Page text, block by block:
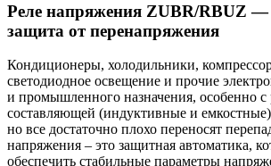
Реле напряжения ZUBR/RBUZ —
защита от перенапряжения
Кондиционеры, холодильники,
светодиодное освещение и прочие
и промышленного назначения, особенно с
составляющей (индуктивные и
но все достаточно плохо переносят
напряжения – это защитная автоматика,
обеспечить стабильные параметры